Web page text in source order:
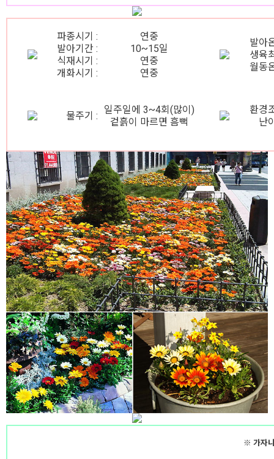
파종시기 :
발아기간 :
식재시기 :
개화시기 :
연중
10~15일
연중
연중
발아
생육
월동
물주기 : 일주일에 3~4회(많이)
겉흙이 마르면 흠뻑
환경
난
※ 가자